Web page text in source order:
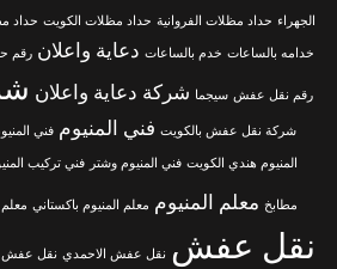
الجهراء حداد مظلات الفروانية حداد مظلات الكويت حداد
خدامه بالساعات خدم بالساعات دعاية واعلان رقم
رقم نقل عفش سيجما شركة دعاية واعلان
شركة نقل عفش بالكويت فني المنيوم فني
المنيوم هندي الكويت فني المنيوم وشتر فني تركيب
مطابخ معلم المنيوم معلم المنيوم باكستاني
نقل عفش نقل عفش الاحمدي نقل عفش